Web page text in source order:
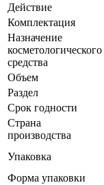
Действие
Комплектация
Назначение
косметологического
средства
Объем
Раздел
Срок годности
Страна
производства
Упаковка
Форма упаковки